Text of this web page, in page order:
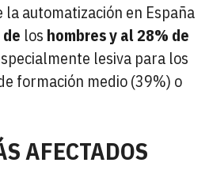
automatización en España
los hombres y al 28% de
lesiva para los
formación medio (39%) o
AFECTADOS